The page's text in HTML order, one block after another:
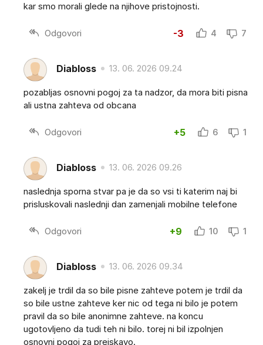
kar smo morali glede na njihove pristojnosti.
Odgovori -3 4 7
Diabloss 13. 06. 2026 09.24
pozabljas osnovni pogoj za ta nadzor, da mora biti pisna
ali ustna zahteva od obcana
Odgovori +5 6 1
Diabloss 13. 06. 2026 09.26
naslednja sporna stvar pa je da so vsi ti katerim naj bi
prisluskovali naslednji dan zamenjali mobilne telefone
Odgovori +9 10 1
Diabloss 13. 06. 2026 09.34
zakelj je trdil da so bile pisne zahteve potem je trdil da
so bile ustne zahteve ker nic od tega ni bilo je potem
pravil da so bile anonimne zahteve. na koncu
ugotovljeno da tudi teh ni bilo. torej ni bil izpolnjen
osnovni pogoj za preiskavo.